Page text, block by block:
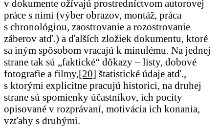
v dokumente ožívajú prostredníctvom autorovej
práce s nimi (výber obrazov, montáž, práca
s chronológiou, zaostrovanie a rozostrovanie
záberov atď.) a ďalších zložiek dokumentu, ktoré
sa iným spôsobom vracajú k minulému. Na jednej
strane tak sú „faktické“ dôkazy – listy, dobové
fotografie a filmy,[20] štatistické údaje atď.,
s ktorými explicitne pracujú historici, na druhej
strane sú spomienky účastníkov, ich pocity
opisované v rozprávaní, motivácia ich konania,
vzťahy s druhými.